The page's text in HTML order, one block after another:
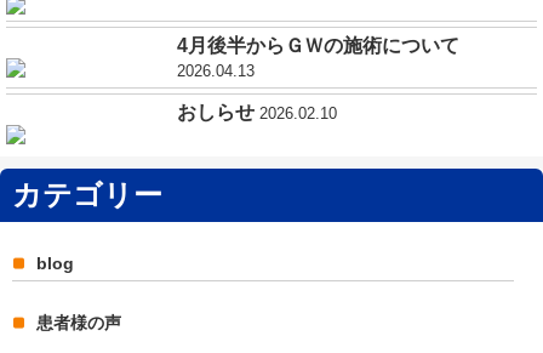
4月後半からＧＷの施術について
2026.04.13
おしらせ 2026.02.10
カテゴリー
blog
患者様の声